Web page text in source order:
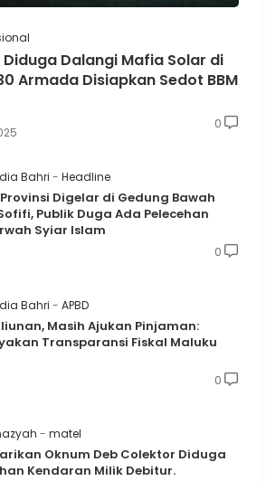
Diduga Dalangi Mafia Solar di
Armada Disiapkan Sedot BBM
0
Bahri Headline
Digelar di Gedung Bawah
Publik Duga Ada Pelecehan
Syiar Islam
0
Bahri APBD
Masih Ajukan Pinjaman:
Transparansi Fiskal Maluku
0
matel
Oknum Deb Colektor Diduga
Kendaran Milik Debitur.